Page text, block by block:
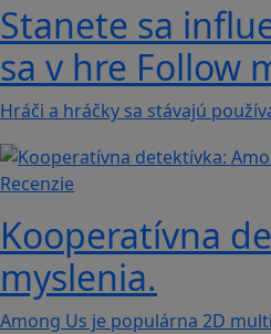
Stanete sa
sa v hre Follow
Hráči a hráčky sa stávajú
Recenzie
Kooperatívna
myslenia.
Among Us je populárna 2D